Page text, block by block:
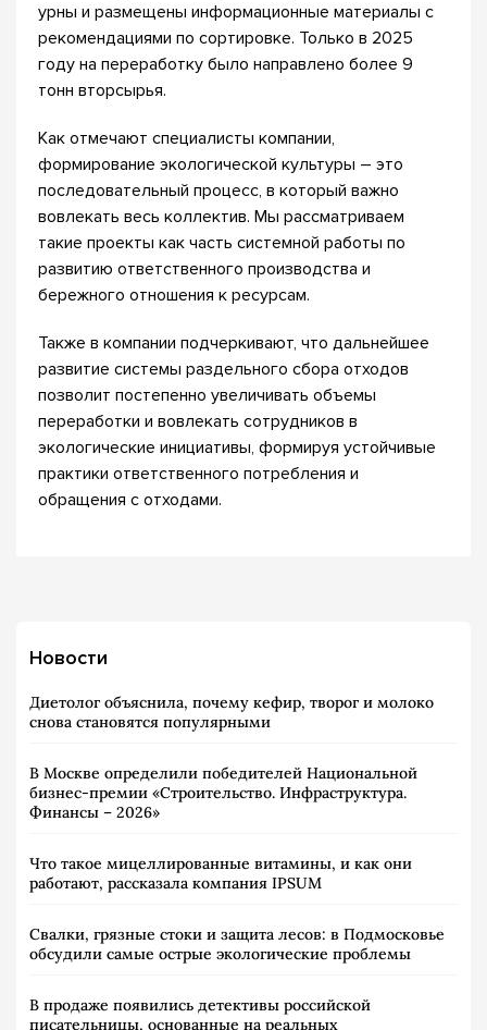
урны и размещены информационные материалы с
рекомендациями по сортировке. Только в 2025
году на переработку было направлено более 9
тонн вторсырья.
Как отмечают специалисты компании,
формирование экологической культуры – это
последовательный процесс, в который важно
вовлекать весь коллектив. Мы рассматриваем
такие проекты как часть системной работы по
развитию ответственного производства и
бережного отношения к ресурсам.
Также в компании подчеркивают, что дальнейшее
развитие системы раздельного сбора отходов
позволит постепенно увеличивать объемы
переработки и вовлекать сотрудников в
экологические инициативы, формируя устойчивые
практики ответственного потребления и
обращения с отходами.
Новости
Диетолог объяснила, почему кефир, творог и молоко
снова становятся популярными
В Москве определили победителей Национальной
бизнес-премии «Строительство. Инфраструктура.
Финансы – 2026»
Что такое мицеллированные витамины, и как они
работают, рассказала компания IPSUM
Свалки, грязные стоки и защита лесов: в Подмосковье
обсудили самые острые экологические проблемы
В продаже появились детективы российской
писательницы, основанные на реальных